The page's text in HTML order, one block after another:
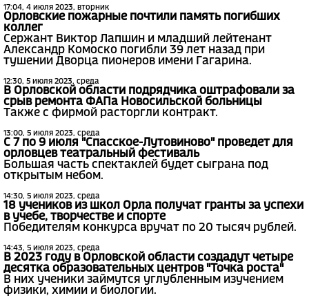
17:04, 4 июля 2023, вторник
Орловские пожарные почтили память погибших
коллег
Сержант Виктор Лапшин и младший лейтенант
Александр Комоско погибли 39 лет назад при
тушении Дворца пионеров имени Гагарина.
12:30, 5 июля 2023, среда
В Орловской области подрядчика оштрафовали за
срыв ремонта ФАПа Новосильской больницы
Также с фирмой расторгли контракт.
13:00, 5 июля 2023, среда
С 7 по 9 июля "Спасское-Лутовиново" проведет для
орловцев театральный фестиваль
Большая часть спектаклей будет сыграна под
открытым небом.
14:30, 5 июля 2023, среда
18 учеников из школ Орла получат гранты за успехи
в учебе, творчестве и спорте
Победителям конкурса вручат по 20 тысяч рублей.
14:43, 5 июля 2023, среда
В 2023 году в Орловской области создадут четыре
десятка образовательных центров "Точка роста"
В них ученики займутся углубленным изучением
физики, химии и биологии.